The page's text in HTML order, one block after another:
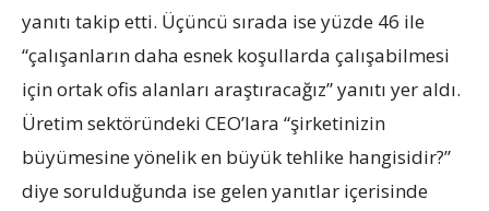
yanıtı takip etti. Üçüncü sırada ise yüzde 46 ile
“çalışanların daha esnek koşullarda çalışabilmesi
için ortak ofis alanları araştıracağız” yanıtı yer aldı.
Üretim sektöründeki CEO’lara “şirketinizin
büyümesine yönelik en büyük tehlike hangisidir?”
diye sorulduğunda ise gelen yanıtlar içerisinde